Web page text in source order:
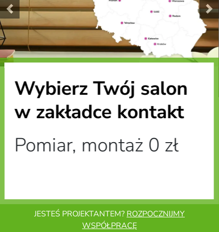
NOWOŚĆ
Kup na raty
Do 12 rat 0%
JESTEŚ PROJEKTANTEM? ROZPOCZNIJMY
WSPÓŁPRACĘ